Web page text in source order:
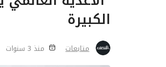
الكبيرة
متابعات منذ 3 سنوات